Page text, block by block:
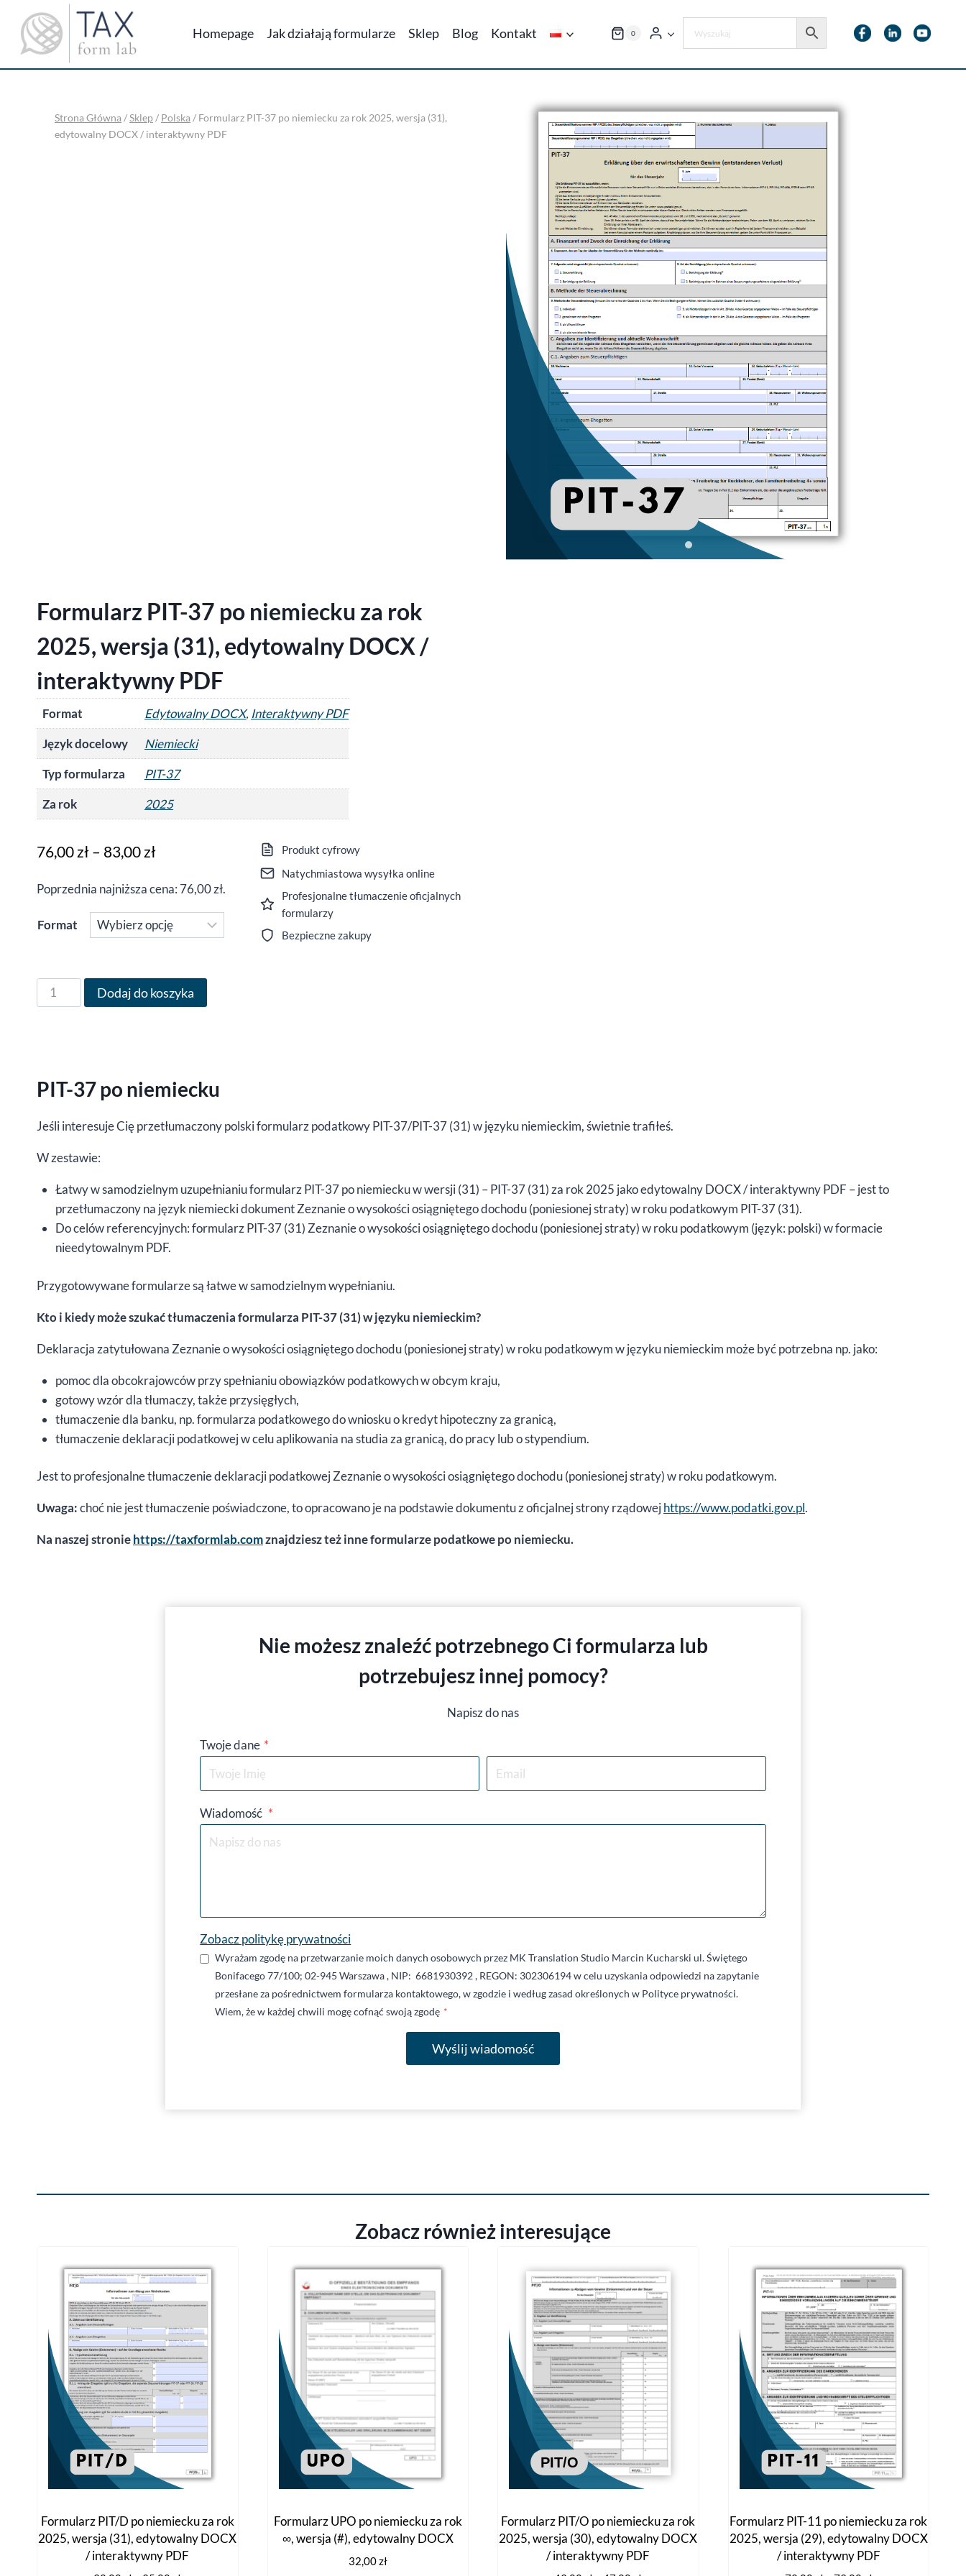
treści
Homepage Jak działają formularze Sklep Blog Kontakt 0
Strona Główna/Sklep/ Polska/ Formularz PIT-37 po niemiecku za rok 2025, wersja (31),
edytowalny DOCX / interaktywny PDF
Formularz PIT-37 po niemiecku za rok
2025, wersja (31), edytowalny DOCX /
interaktywny PDF
Format Edytowalny DOCX, Interaktywny PDF
Język docelowy
Niemiecki
Typ formularza
PIT-37
Za rok
2025
76,00zł– 83,00złZakres
od
76,00 zł
Poprzednia najniższa cena: 76,00zł.
Format
ilość
Formularz
niemiecku
rok
wersja
(31),
edytowalny
DOCX
interaktywny
PDF
Dodaj do koszyka
Produkt cyfrowy
Natychmiastowa wysyłka online
Profesjonalne tłumaczenie oficjalnych
formularzy
Bezpieczne zakupy
PIT-37 po niemiecku
Jeśli interesuje Cię przetłumaczony polski formularz podatkowy PIT-37/PIT-37 (31) w języku niemieckim, świetnie trafiłeś.
W zestawie:
Łatwy w samodzielnym uzupełnianiu formularz PIT-37 po niemiecku w wersji (31) – PIT-37 (31) za rok 2025 jako edytowalny DOCX / interaktywny PDF – jest to
przetłumaczony na język niemiecki dokument Zeznanie o wysokości osiągniętego dochodu (poniesionej straty) w roku podatkowym PIT-37 (31).
Do celów referencyjnych: formularz PIT-37 (31) Zeznanie o wysokości osiągniętego dochodu (poniesionej straty) w roku podatkowym (język: polski) w formacie
nieedytowalnym PDF.
Przygotowywane formularze są łatwe w samodzielnym wypełnianiu.
Kto i kiedy może szukać tłumaczenia formularza PIT-37 (31) w języku niemieckim?
Deklaracja zatytułowana Zeznanie o wysokości osiągniętego dochodu (poniesionej straty) w roku podatkowym w języku niemieckim może być potrzebna np. jako:
pomoc dla obcokrajowców przy spełnianiu obowiązków podatkowych w obcym kraju,
gotowy wzór dla tłumaczy, także przysięgłych,
tłumaczenie dla banku, np. formularza podatkowego do wniosku o kredyt hipoteczny za granicą,
tłumaczenie deklaracji podatkowej w celu aplikowania na studia za granicą, do pracy lub o stypendium.
Jest to profesjonalne tłumaczenie deklaracji podatkowej Zeznanie o wysokości osiągniętego dochodu (poniesionej straty) w roku podatkowym.
Uwaga:choć nie jest tłumaczenie poświadczone, to opracowano je na podstawie dokumentu z oficjalnej strony rządowejhttps://www.podatki.gov.pl.
Na naszej stroniehttps://taxformlab.comznajdziesz też inne formularze podatkowe po niemiecku.
Nie możesz znaleźć potrzebnego Ci formularza lub
potrzebujesz innej pomocy?
Napisz do nas
Twoje dane *
Wiadomość *
Zobacz politykę prywatności
Wyrażam zgodę na przetwarzanie moich danych osobowych przez MK Translation Studio Marcin Kucharski ul. Świętego
Bonifacego 77/100; 02-945 Warszawa , NIP: 6681930392 , REGON: 302306194 w celu uzyskania odpowiedzi na zapytanie
przesłane za pośrednictwem formularza kontaktowego, w zgodzie i według zasad określonych w Polityce prywatności.
Wiem, że w każdej chwili mogę cofnąć swoją zgodę *
Wyślij wiadomość
Zobacz również interesujące
Formularz PIT/D po niemiecku za rok
2025, wersja (31), edytowalny DOCX
/ interaktywny PDF
Formularz UPO po niemiecku za rok
∞, wersja (#), edytowalny DOCX
32,00zł
Formularz PIT/O po niemiecku za rok
2025, wersja (30), edytowalny DOCX
/ interaktywny PDF
Formularz PIT-11 po niemiecku za rok
2025, wersja (29), edytowalny DOCX
/ interaktywny PDF